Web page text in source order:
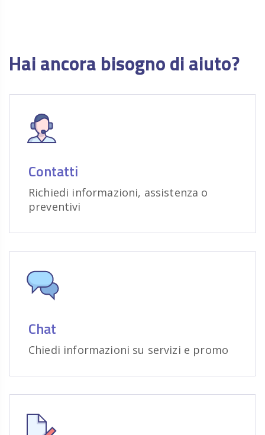
Hai ancora bisogno di aiuto?
Contatti
Richiedi informazioni, assistenza o
preventivi
Chat
Chiedi informazioni su servizi e promo